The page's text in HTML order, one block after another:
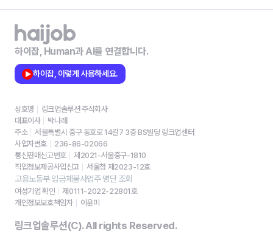
하이잡, Human과 AI를 연결합니다.
하이잡, 이렇게 사용하세요.
상호명
링크업솔루션 주식회사
대표이사
박나래
주소
서울특별시 중구 동호로 14길7 3층 BS빌딩 링크업센터
사업자번호
236-86-02066
통신판매신고번호
제2021-서울중구-1810
직업정보제공사업신고
서울청 제2023-12호
고용노동부 임금체불사업주 명단 조회
여성기업 확인
제0111-2022-22801호
개인정보보호책임자
이윤미
링크업솔루션(C). All rights Reserved.